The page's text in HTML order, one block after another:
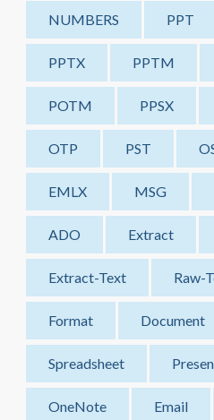
NUMBERS PPT
PPTX PPTM
POTM PPSX
OTP PST
EMLX MSG
ADO Extract
Extract-Text Raw-
Format Document
Spreadsheet
OneNote Email